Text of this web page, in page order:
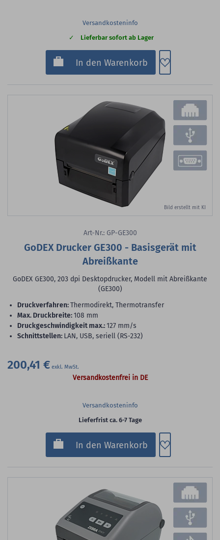
Versandkosteninfo
Lieferbar sofort ab Lager
In den Warenkorb Zum
Bild erstellt mit KI
Art-Nr.: GP-GE300
GoDEX Drucker GE300 - Basisgerät mit
Abreißkante
GoDEX GE300, 203 dpi Desktopdrucker, Modell mit Abreißkante
(GE300)
Druckverfahren:Thermodirekt, Thermotransfer
max. Druckbreite:108 mm
Druckgeschwindigkeit max.:127 mm/s
Schnittstellen: LAN, USB, seriell (RS-232)
200,41 €
Versandkostenfrei in DE
Versandkosteninfo
Lieferfrist ca. 6-7 Tage
In den Warenkorb Zum